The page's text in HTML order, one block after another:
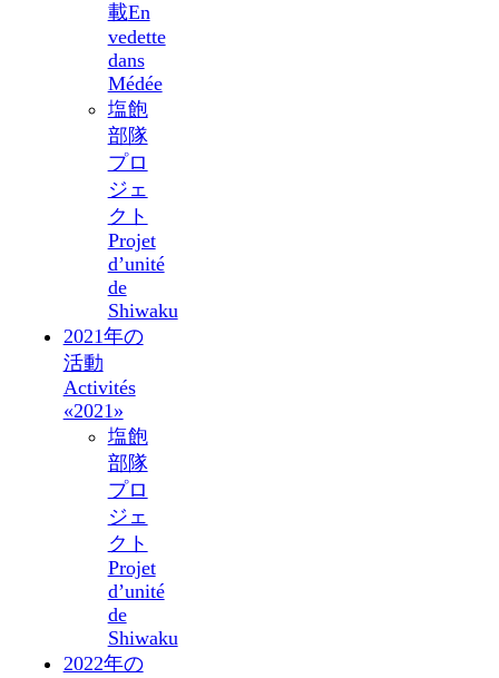
載En
vedette
dans
Médée
塩飽
部隊
プロ
ジェ
クト
Projet
d’unité
de
Shiwaku
2021年の
活動
Activités
«2021»
塩飽
部隊
プロ
ジェ
クト
Projet
d’unité
de
Shiwaku
2022年の